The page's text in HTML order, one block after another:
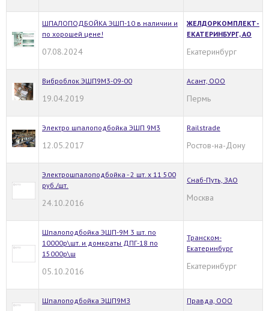
ШПАЛОПОДБОЙКА ЭШП-10 в наличии и
по хорошей цене!
07.08.2024
ЖЕЛДОРКОМПЛЕКТ-
ЕКАТЕРИНБУРГ, АО
Екатеринбург
Виброблок ЭШП9М3-09-00
19.04.2019
Асант, ООО
Пермь
Электро шпалоподбойка ЭШП 9М3
12.05.2017
Railstrade
Ростов-на-Дону
Электрошпалоподбойка - 2 шт. х 11 500
руб./шт.
24.10.2016
Снаб-Путь, ЗАО
Москва
Шпалоподбойка ЭШП-9М 3 шт. по
10000р\шт. и домкраты ДПГ-18 по
15000р\ш
05.10.2016
Транском-
Екатеринбург
Екатеринбург
Шпалоподбойка ЭШП9МЗ Правда, ООО